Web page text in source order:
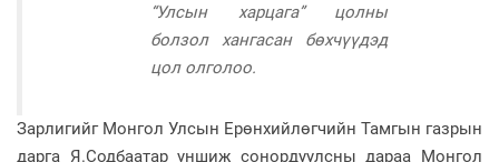
“Улсын харцага” цолны
болзол хангасан бөхчүүдэд
цол олголоо.
Зарлигийг Монгол Улсын Ерөнхийлөгчийн Тамгын газрын
дарга Я.Содбаатар уншиж сонордуулсны дараа Монгол